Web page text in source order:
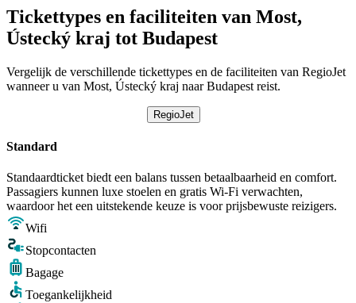
Tickettypes en faciliteiten van Most,
Ústecký kraj tot Budapest
Vergelijk de verschillende tickettypes en de faciliteiten van RegioJet
wanneer u van Most, Ústecký kraj naar Budapest reist.
RegioJet
Standard
Standaardticket biedt een balans tussen betaalbaarheid en comfort.
Passagiers kunnen luxe stoelen en gratis Wi-Fi verwachten,
waardoor het een uitstekende keuze is voor prijsbewuste reizigers.
Wifi
Stopcontacten
Bagage
Toegankelijkheid